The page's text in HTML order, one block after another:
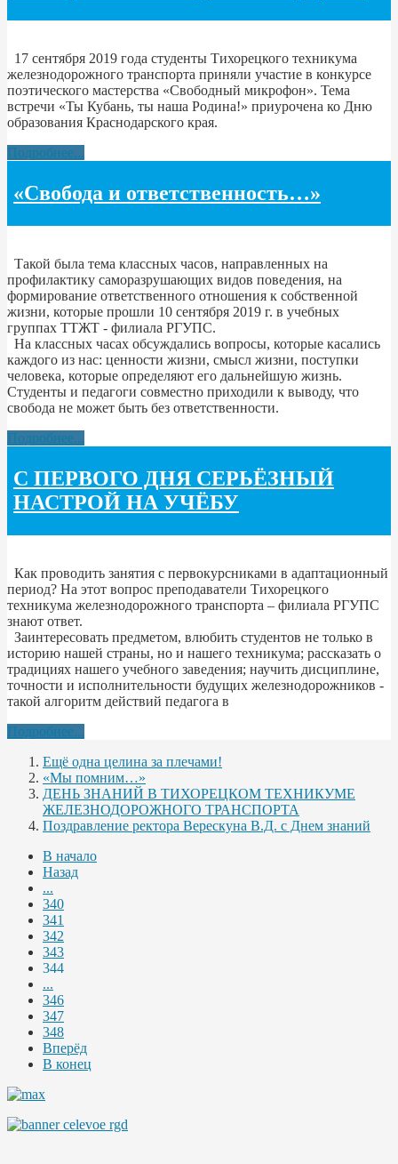
17 сентября 2019 года студенты Тихорецкого техникума
железнодорожного транспорта приняли участие в конкурсе
поэтического мастерства «Свободный микрофон». Тема
встречи «Ты Кубань, ты наша Родина!» приурочена ко Дню
образования Краснодарского края.
Подробнее...
«Свобода и ответственность…»
Такой была тема классных часов, направленных на
профилактику саморазрушающих видов поведения, на
формирование ответственного отношения к собственной
жизни, которые прошли 10 сентября 2019 г. в учебных
группах ТТЖТ - филиала РГУПС.
На классных часах обсуждались вопросы, которые касались
каждого из нас: ценности жизни, смысл жизни, поступки
человека, которые определяют его дальнейшую жизнь.
Студенты и педагоги совместно приходили к выводу, что
свобода не может быть без ответственности.
Подробнее...
С ПЕРВОГО ДНЯ СЕРЬЁЗНЫЙ
НАСТРОЙ НА УЧЁБУ
Как проводить занятия с первокурсниками в адаптационный
период? На этот вопрос преподаватели Тихорецкого
техникума железнодорожного транспорта – филиала РГУПС
знают ответ.
Заинтересовать предметом, влюбить студентов не только в
историю нашей страны, но и нашего техникума; рассказать о
традициях нашего учебного заведения; научить дисциплине,
точности и исполнительности будущих железнодорожников -
такой алгоритм действий педагога в
Подробнее...
Ещё одна целина за плечами!
«Мы помним…»
ДЕНЬ ЗНАНИЙ В ТИХОРЕЦКОМ ТЕХНИКУМЕ
ЖЕЛЕЗНОДОРОЖНОГО ТРАНСПОРТА
Поздравление ректора Верескуна В.Д. с Днем знаний
В начало
Назад
...
340
341
342
343
344
...
346
347
348
Вперёд
В конец